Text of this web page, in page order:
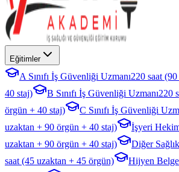
Eğitimler
A Sınıfı İş Güvenliği Uzmanı220 saat
40 staj)
B Sınıfı İş Güvenliği Uzmanı220
örgün + 40 staj)
C Sınıfı İş Güvenliği
uzaktan + 90 örgün + 40 staj)
İşyeri
uzaktan + 90 örgün + 40 staj)
Diğer
saat (45 uzaktan + 45 örgün)
Hijyen